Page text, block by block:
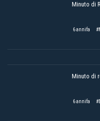
Minuto di
6 annifa
Minuto di
6 annifa